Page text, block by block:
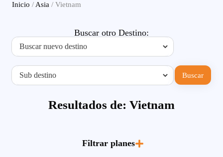
Inicio / Asia / Vietnam
Buscar otro Destino:
Buscar
Resultados de: Vietnam
Filtrar planes